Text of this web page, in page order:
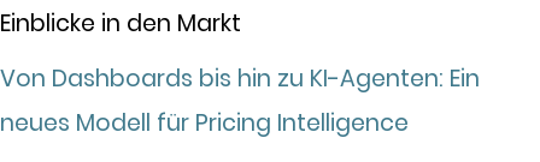
Einblicke in den Markt
Von Dashboards bis hin zu KI-Agenten: Ein
neues Modell für Pricing Intelligence